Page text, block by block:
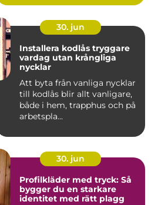
30. jun
Installera kodlås tryggare
vardag utan krångliga
nycklar
Att byta från vanliga nycklar
till kodlås blir allt vanligare,
både i hem, trapphus och på
arbetspla...
30. jun
Profilkläder med tryck: Så
bygger du en starkare
identitet med rätt plagg